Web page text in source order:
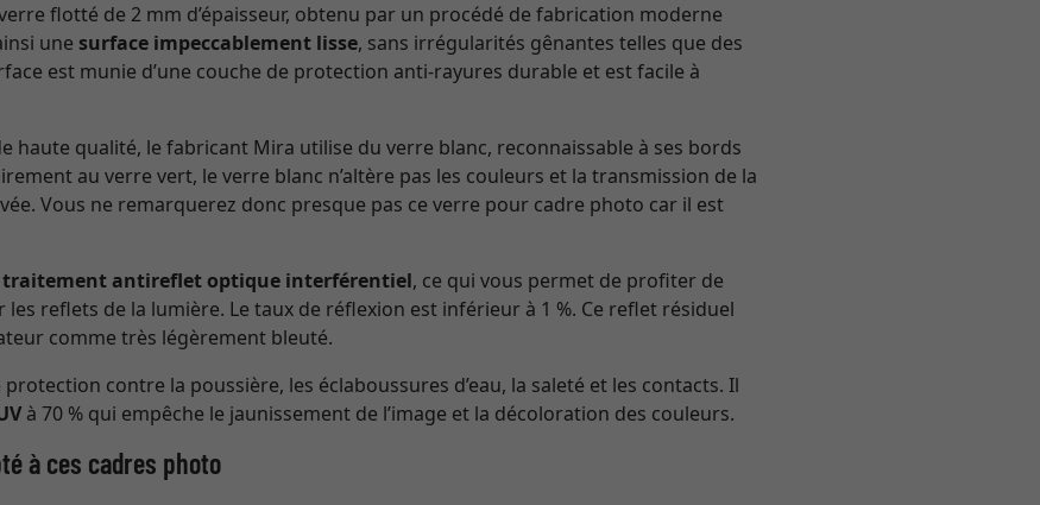
flotté de 2 mm d’épaisseur, obtenu par un procédé de fabrication moderne
une surface impeccablement lisse, sans irrégularités gênantes telles que des
est munie d’une couche de protection anti-rayures durable et est facile à
haute qualité, le fabricant Mira utilise du verre blanc, reconnaissable à ses bords
au verre vert, le verre blanc n’altère pas les couleurs et la transmission de la
Vous ne remarquerez donc presque pas ce verre pour cadre photo car il est
traitement antireflet optique interférentiel, ce qui vous permet de profiter de
reflets de la lumière. Le taux de réflexion est inférieur à 1 %. Ce reflet résiduel
comme très légèrement bleuté.
contre la poussière, les éclaboussures d’eau, la saleté et les contacts. Il
à 70 % qui empêche le jaunissement de l’image et la décoloration des couleurs.
à ces cadres photo